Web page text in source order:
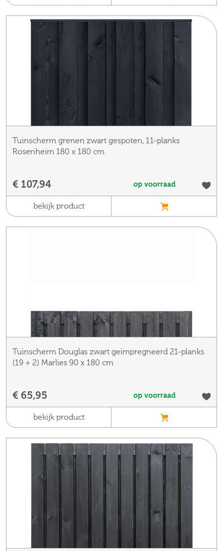
Tuinscherm grenen zwart gespoten, 11-planks
Rosenheim 180 x 180 cm
€ 107,94 op voorraad
bekijk product
Tuinscherm Douglas zwart geïmpregneerd 21-planks
(19 + 2) Marlies 90 x 180 cm
€ 65,95 op voorraad
bekijk product